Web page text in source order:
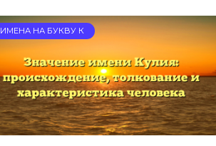
ИМЕНА НА БУКВУ К